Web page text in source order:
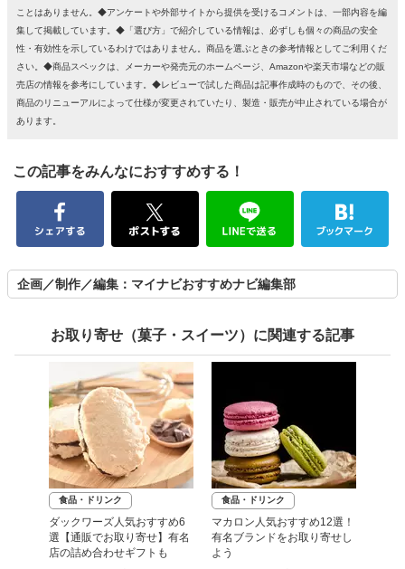
ことはありません。◆アンケートや外部サイトから提供を受けるコメントは、一部内容を編
集して掲載しています。◆「選び方」で紹介している情報は、必ずしも個々の商品の安全
性・有効性を示しているわけではありません。商品を選ぶときの参考情報としてご利用くだ
さい。◆商品スペックは、メーカーや発売元のホームページ、Amazonや楽天市場などの販
売店の情報を参考にしています。◆レビューで試した商品は記事作成時のもので、その後、
商品のリニューアルによって仕様が変更されていたり、製造・販売が中止されている場合が
あります。
この記事をみんなにおすすめする！
企画／制作／編集：マイナビおすすめナビ編集部
お取り寄せ（菓子・スイーツ）に関連する記事
食品・ドリンク
ダックワーズ人気おすすめ6
選【通販でお取り寄せ】有名
店の詰め合わせギフトも
食品・ドリンク
マカロン人気おすすめ12選！
有名ブランドをお取り寄せし
よう